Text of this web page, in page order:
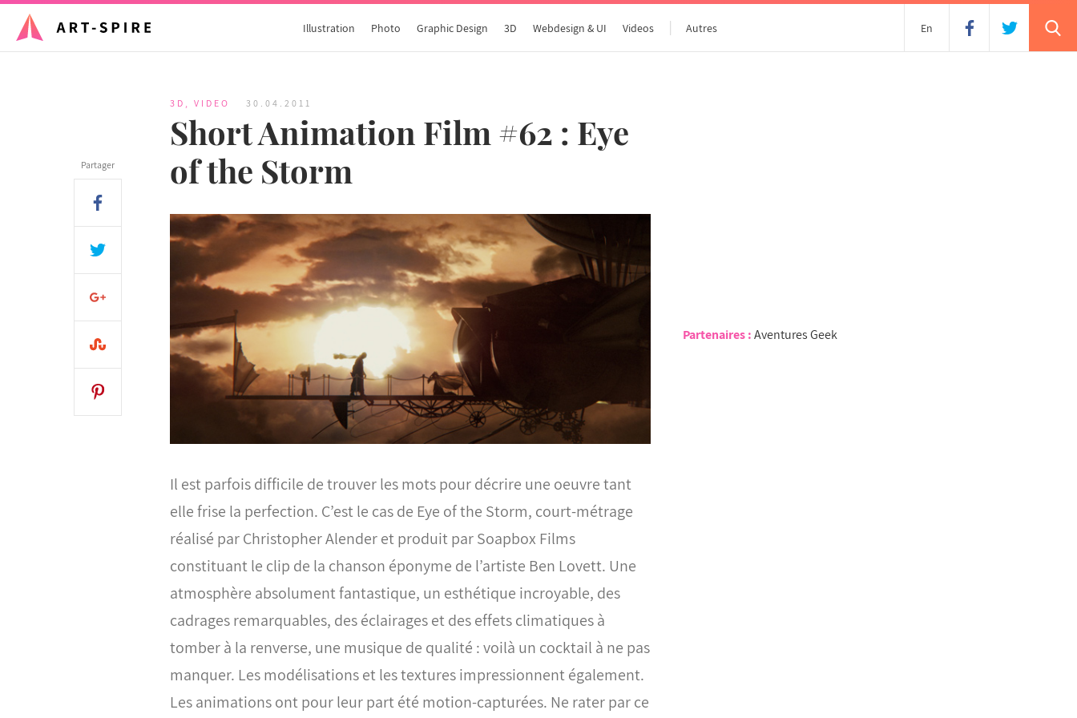
Illustration Photo Graphic Design 3D Webdesign & UI Videos Autres En
Partenaires :Aventures Geek
3D , VIDEO 30.04.2011
Short Animation Film #62 : Eye
of the Storm
Il est parfois difficile de trouver les mots pour décrire une oeuvre tant
elle frise la perfection. C’est le cas de Eye of the Storm, court-métrage
réalisé parChristopher Alender et produit par Soapbox Films
constituant le clip de la chanson éponyme de l’artiste Ben Lovett. Une
atmosphère absolument fantastique, un esthétique incroyable, des
cadrages remarquables, des éclairages et des effets climatiques à
tomber à la renverse, une musique de qualité : voilà un cocktail à ne pas
manquer. Les modélisations et les textures impressionnent également.
Les animations ont pour leur part été motion-capturées. Ne rater par ce
Partager